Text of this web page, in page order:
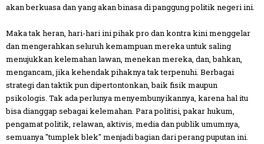
akan berkuasa dan yang akan binasa di panggung politik negeri ini.
Maka tak heran, hari-hari ini pihak pro dan kontra kini menggelar
dan mengerahkan seluruh kemampuan mereka untuk saling
menujukkan kelemahan lawan, menekan mereka, dan, bahkan,
mengancam, jika kehendak pihaknya tak terpenuhi. Berbagai
strategi dan taktik pun dipertontonkan, baik fisik maupun
psikologis. Tak ada perlunya menyembunyikannya, karena hal itu
bisa dianggap sebagai kelemahan. Para politisi, pakar hukum,
pengamat politik, relawan, aktivis, media dan publik umumnya,
semuanya "tumplek blek" menjadi bagian dari perang puputan ini.